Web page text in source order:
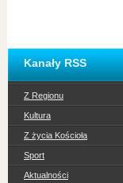
Kanały RSS
Z Regionu
Kultura
Z życia Kościoła
Sport
Aktualności